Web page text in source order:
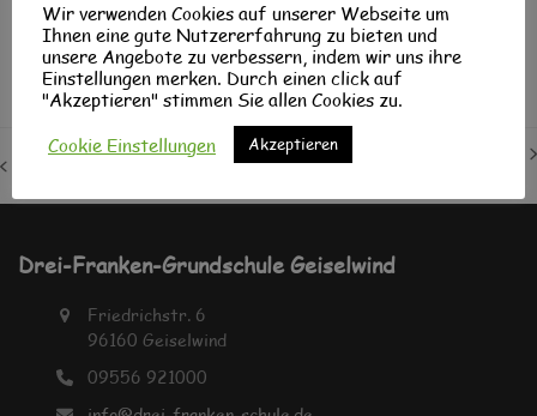
vorheriger
Beitrag:
Autorenlesung
Nächster
Tag der Schulen an der Musikschule
Wiesentheid – 1. Klasse ist dabei
Drei-Franken-Grundschule Geiselwind
Friedrichstr. 6
96160 Geiselwind
09556 921000
Wir verwenden Cookies auf unserer Webseite um
Ihnen eine gute Nutzererfahrung zu bieten und
unsere Angebote zu verbessern, indem wir uns ihre
Einstellungen merken. Durch einen click auf
"Akzeptieren" stimmen Sie allen Cookies zu.
Cookie Einstellungen
Akzeptieren